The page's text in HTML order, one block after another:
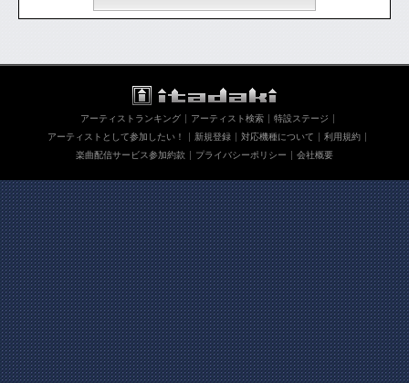
アーティストランキング アーティスト検索
特設ステージ
アーティストとして参加したい！
新規登録 対応機種について
利用規約
楽曲配信サービス参加約款
プライバシーポリシー 会社概要